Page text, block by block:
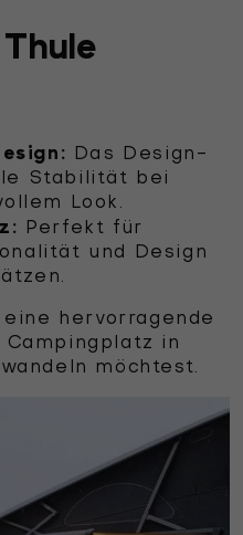
Das Design-
Stabilität bei
Look.
Perfekt für
und Design
hervorragende
Campingplatz in
möchtest.